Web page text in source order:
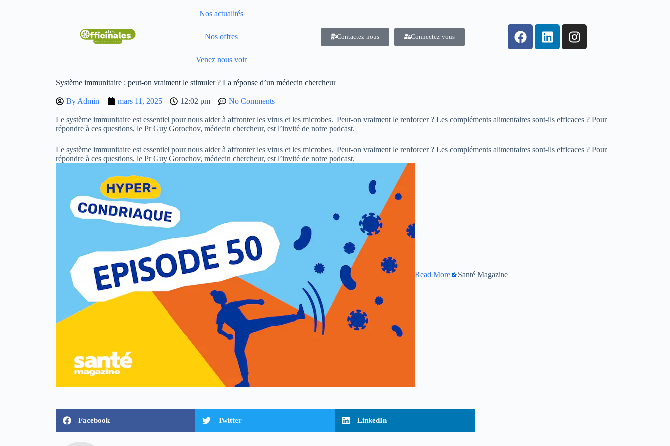
Nos actualités
Nos offres
Venez nous voir
Contactez-nous Connectez-vous
Système immunitaire : peut-on vraiment le stimuler ? La réponse d’un médecin chercheur
By Admin mars 11, 2025 12:02 pm No Comments
Le système immunitaire est essentiel pour nous aider à affronter les virus et les microbes. Peut-on vraiment le renforcer ? Les compléments alimentaires sont-ils efficaces ? Pour
répondre à ces questions, le Pr Guy Gorochov, médecin chercheur, est l’invité de notre podcast.
Le système immunitaire est essentiel pour nous aider à affronter les virus et les microbes. Peut-on vraiment le renforcer ? Les compléments alimentaires sont-ils efficaces ? Pour
répondre à ces questions, le Pr Guy Gorochov, médecin chercheur, est l’invité de notre podcast.
Read More Santé Magazine
Facebook Twitter LinkedIn